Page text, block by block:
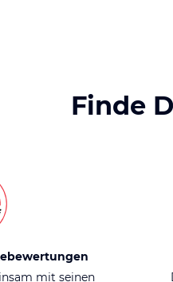
Finde
mit seinen